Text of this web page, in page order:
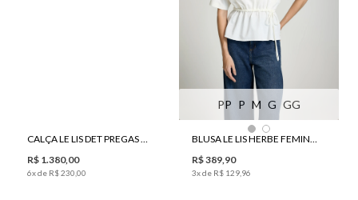
CALÇA LE LIS DET PREGAS CLAUDIA FEMININA
R$ 1.380, 00
6x de R$230 00
PP P M G GG
BLUSA LE LIS HERBE FEMININA
R$389 90
3x de R$ 129 96